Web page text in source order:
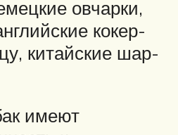
овчарки,
кокер-
китайские шар-
имеют